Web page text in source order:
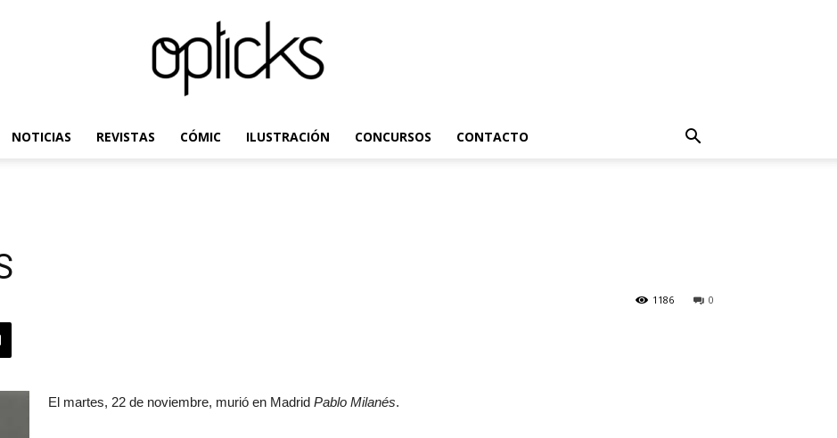
NOTICIAS REVISTAS CÓMIC ILUSTRACIÓN CONCURSOS CONTACTO
0
1186
El martes, 22 de noviembre, murió en Madrid Pablo Milanés.